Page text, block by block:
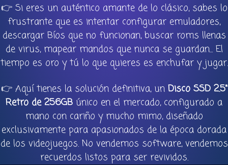
👉 Si eres un auténtico amante de lo clásico, sabes lo
frustrante que es intentar configurar emuladores,
descargar Bíos que no funcionan, buscar roms llenas
de virus, mapear mandos que nunca se guardan... El
tiempo es oro y tú lo que quieres es enchufar y jugar.
👉 Aquí tienes la solución definitiva, un Disco SSD 2.5"
Retro de 256GB único en el mercado, configurado a
mano con cariño y mucho mimo, diseñado
exclusivamente para apasionados de la época dorada
de los videojuegos. No vendemos software, vendemos
recuerdos listos para ser revividos.